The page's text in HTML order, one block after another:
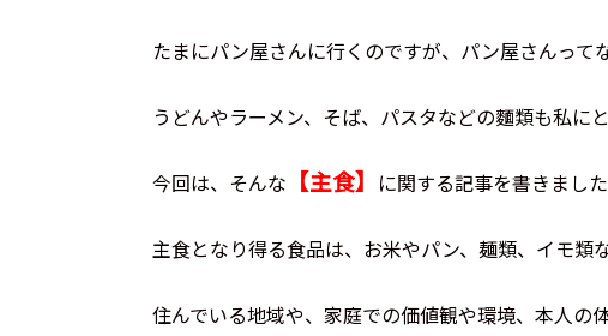
たまにパン屋さんに行くのですが、パン屋さんって
うどんやラーメン、そば、パスタなどの麵類も私に
今回は、そんな 【主食】 に関する記事を書きました
主食となり得る食品は、お米やパン、麺類、イモ類
住んでいる地域や、家庭での価値観や環境、本人の